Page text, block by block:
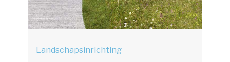
Landschapsinrichting